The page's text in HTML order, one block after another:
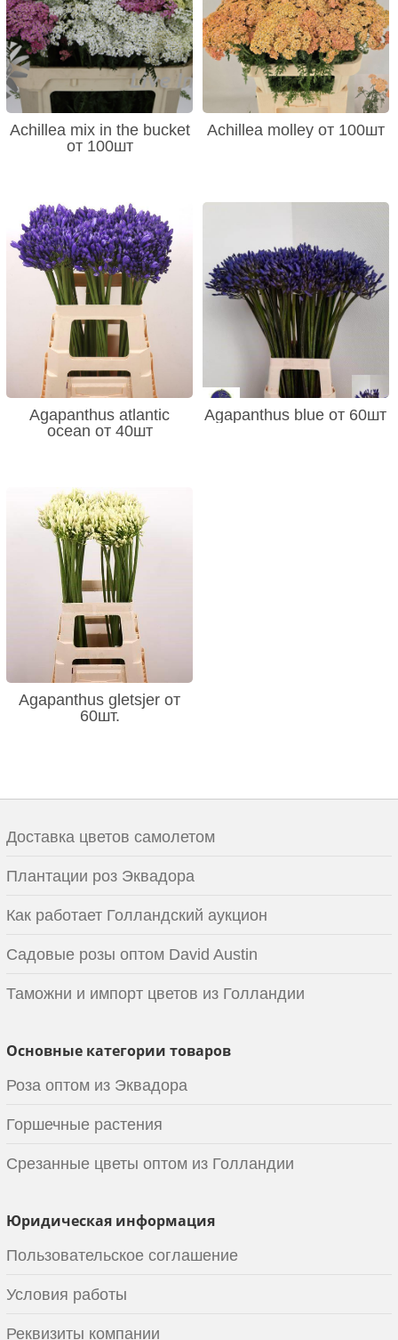
Achillea mix in the bucket
от 100шт
Achillea molley от 100шт
Agapanthus atlantic
ocean от 40шт
Agapanthus blue от 60шт
Agapanthus gletsjer от
60шт.
Доставка цветов самолетом
Плантации роз Эквадора
Как работает Голландский аукцион
Садовые розы оптом David Austin
Таможни и импорт цветов из Голландии
Основные категории товаров
Роза оптом из Эквадора
Горшечные растения
Срезанные цветы оптом из Голландии
Юридическая информация
Пользовательское соглашение
Условия работы
Реквизиты компании